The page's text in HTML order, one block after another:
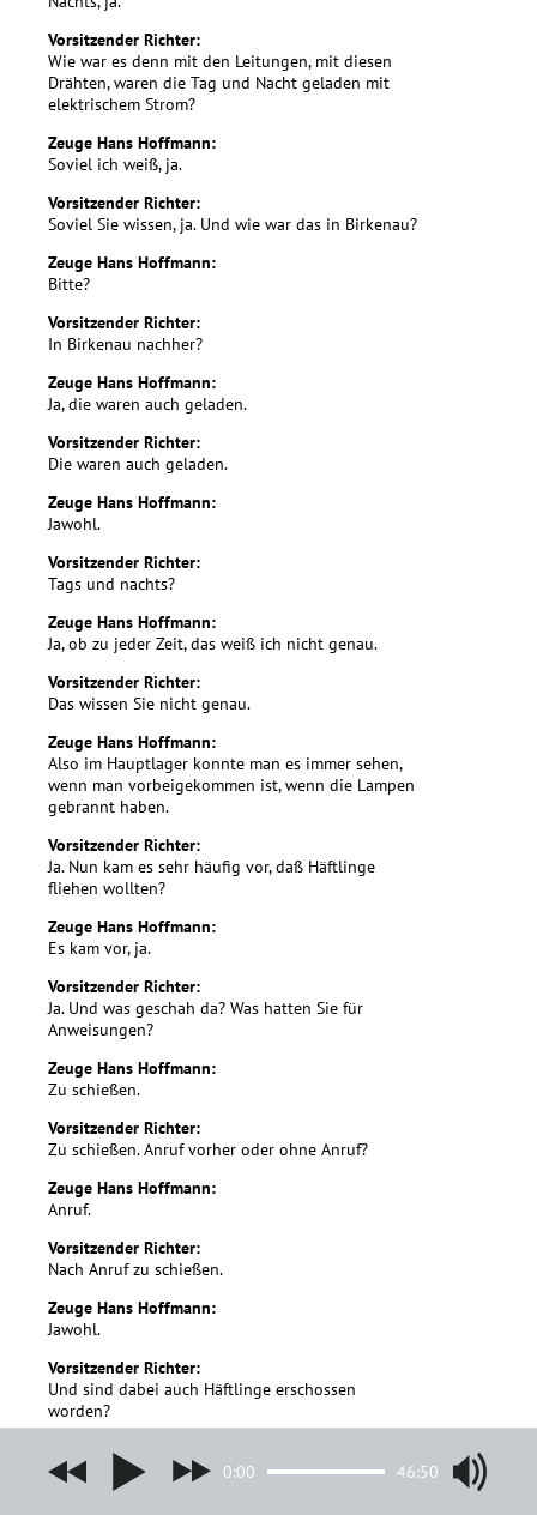
Vorsitzender Richter:
Wie war es denn mit den Leitungen, mit diesen
Drähten, waren die Tag und Nacht geladen mit
elektrischem Strom?
Zeuge Hans Hoffmann:
Soviel ich weiß, ja.
Vorsitzender Richter:
Soviel Sie wissen, ja. Und wie war das in Birkenau?
Zeuge Hans Hoffmann:
Bitte?
Vorsitzender Richter:
In Birkenau nachher?
Zeuge Hans Hoffmann:
Ja, die waren auch geladen.
Vorsitzender Richter:
Die waren auch geladen.
Zeuge Hans Hoffmann:
Jawohl.
Vorsitzender Richter:
Tags und nachts?
Zeuge Hans Hoffmann:
Ja, ob zu jeder Zeit, das weiß ich nicht genau.
Vorsitzender Richter:
Das wissen Sie nicht genau.
Zeuge Hans Hoffmann:
Also im Hauptlager konnte man es immer sehen,
wenn man vorbeigekommen ist, wenn die Lampen
gebrannt haben.
Vorsitzender Richter:
Ja. Nun kam es sehr häufig vor, daß Häftlinge
fliehen wollten?
Zeuge Hans Hoffmann:
Es kam vor, ja.
Vorsitzender Richter:
Ja. Und was geschah da? Was hatten Sie für
Anweisungen?
Zeuge Hans Hoffmann:
Zu schießen.
Vorsitzender Richter:
Zu schießen. Anruf vorher oder ohne Anruf?
Zeuge Hans Hoffmann:
Anruf.
Vorsitzender Richter:
Nach Anruf zu schießen.
Zeuge Hans Hoffmann:
Jawohl.
Vorsitzender Richter:
Und sind dabei auch Häftlinge erschossen
worden?
Zeuge Hans Hoffmann:
Soweit mir bekannt, ja.
0:00 46:50